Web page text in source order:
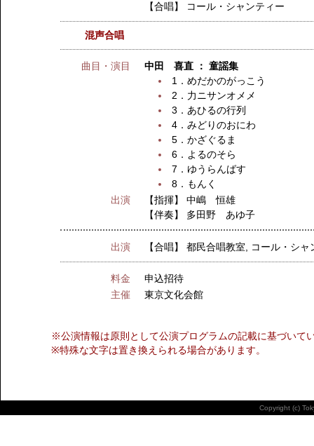
【合唱】
コール・シャンティー
混声合唱
曲目・演目
中田 喜直 ： 童謡集
1．めだかのがっこう
2．力ニサンオメメ
3．あひるの行列
4．みどりのおにわ
5．かざぐるま
6．よるのそら
7．ゆうらんばす
8．もんく
出演
【指揮】中嶋 恒雄
【伴奏】 多田野 あゆ子
出演 【合唱】都民合唱教室 コール・シャ
料金
申込招待
主催
東京文化会館
※公演情報は原則として公演プログラムの記載に基づいて
※特殊な文字は置き換えられる場合があります。
Copyright (c)